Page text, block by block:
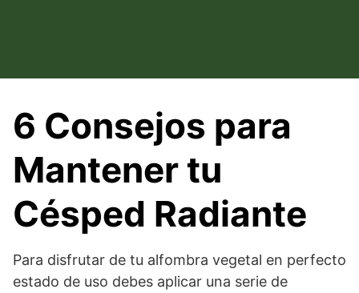
6 Consejos para
Mantener tu
Césped Radiante
Para disfrutar de tu alfombra vegetal en perfecto
estado de uso debes aplicar una serie de